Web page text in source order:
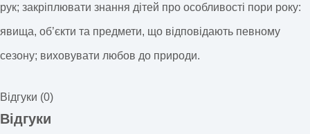
рук; закріплювати знання дітей про особливості пори року:
явища, об’єкти та предмети, що відповідають певному
сезону; виховувати любов до природи.
Відгуки (0)
Відгуки